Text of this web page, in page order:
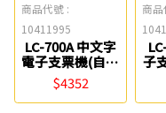
商品代號 :
10411995
LC-700A 中文字
電子支票機(自動
夾紙) Life
$4352
商品
子